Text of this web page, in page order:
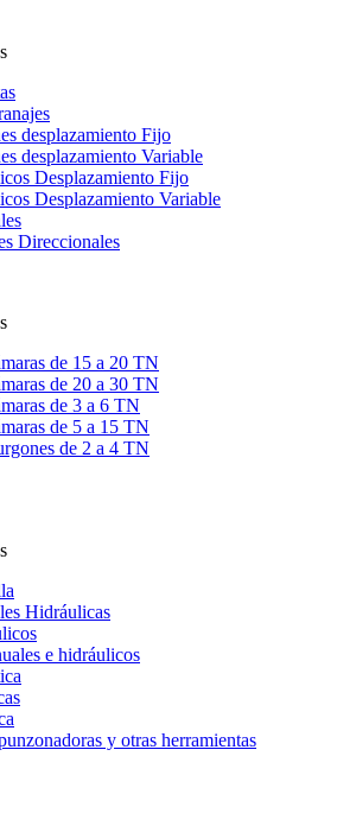
desplazamiento Fijo
desplazamiento Variable
Desplazamiento Fijo
Desplazamiento Variable
Direccionales
de 15 a 20 TN
de 20 a 30 TN
de 3 a 6 TN
de 5 a 15 TN
de 2 a 4 TN
Hidráulicas
e hidráulicos
y otras herramientas